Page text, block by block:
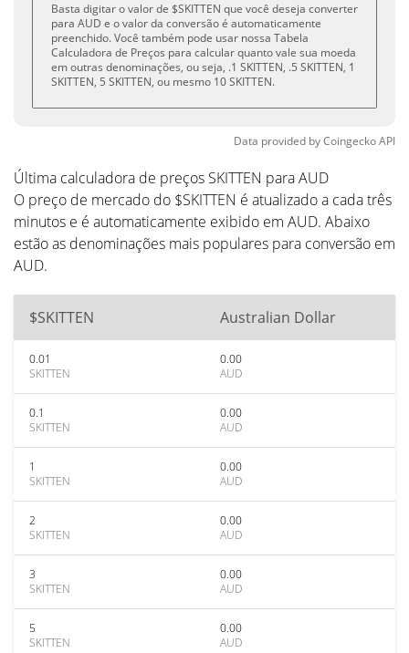
Basta digitar o valor de $SKITTEN que você deseja converter
para AUD e o valor da conversão é automaticamente
preenchido. Você também pode usar nossa Tabela
Calculadora de Preços para calcular quanto vale sua moeda
em outras denominações, ou seja, .1 SKITTEN, .5 SKITTEN, 1
SKITTEN, 5 SKITTEN, ou mesmo 10 SKITTEN.
Data provided byCoingeckoAPI
Última calculadora de preços SKITTEN para AUD
O preço de mercado do $SKITTEN é atualizado a cada três
minutos e é automaticamente exibido em AUD. Abaixo
estão as denominações mais populares para conversão em
AUD.
$SKITTEN Australian Dollar
0.01
SKITTEN
0.00
AUD
0.1
SKITTEN
0.00
AUD
1
SKITTEN
0.00
AUD
2
SKITTEN
0.00
AUD
3
SKITTEN
0.00
AUD
5
SKITTEN
0.00
AUD